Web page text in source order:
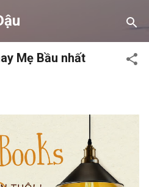
nội dung chính
Mẹ Bầu nhất